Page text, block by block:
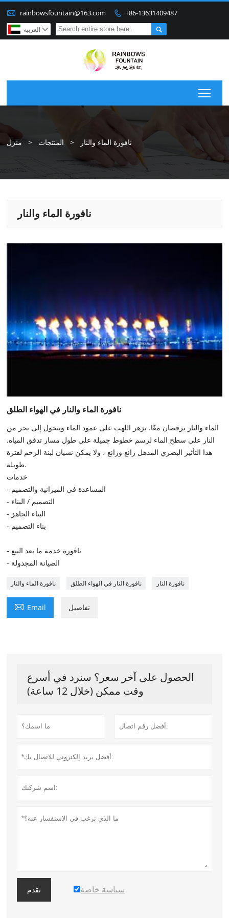
 rainbowsfountain@163.com  +86-13631409487
 العربية 
منزل > المنتجات > نافورة الماء والنار
نافورة الماء والنار
نافورة الماء والنار في الهواء الطلق
الماء والنار يرقصان معًا. يزهر اللهب على عمود الماء ويتحول إلى بحر من
النار على سطح الماء لرسم خطوط جميلة على طول مسار تدفق المياه.
هذا التأثير البصري المذهل رائع ورائع ، ولا يمكن نسيان لبنة الزخم لفترة
طويلة.
خدمات
- المساعدة في الميزانية والتصميم
- التصميم / البناء
- البناء الجاهز
- بناء التصميم
- نافورة خدمة ما بعد البيع
- الصيانة المجدولة
نافورة الماء والنار نافورة النار في الهواء الطلق نافورة النار
 Email تفاصيل
الحصول على آخر سعر؟ سنرد في أسرع
وقت ممكن (خلال 12 ساعة)
تقدم سياسة خاصة